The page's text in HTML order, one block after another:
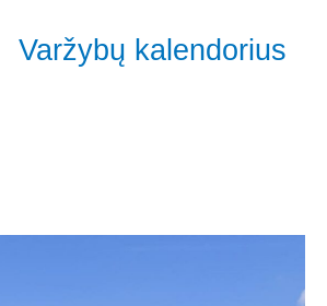
Varžybų kalendorius